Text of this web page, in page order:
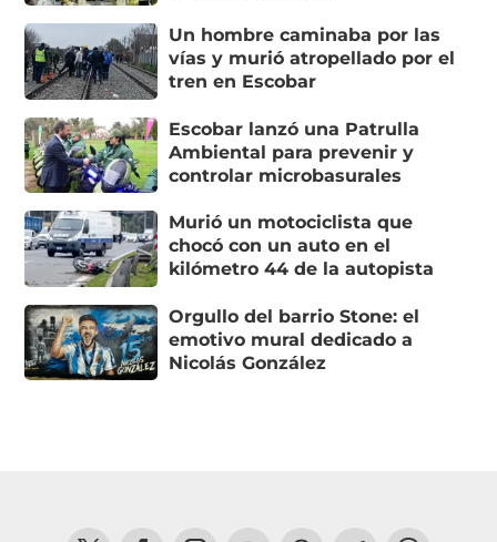
Un hombre caminaba por las
vías y murió atropellado por el
tren en Escobar
Escobar lanzó una Patrulla
Ambiental para prevenir y
controlar microbasurales
Murió un motociclista que
chocó con un auto en el
kilómetro 44 de la autopista
Orgullo del barrio Stone: el
emotivo mural dedicado a
Nicolás González